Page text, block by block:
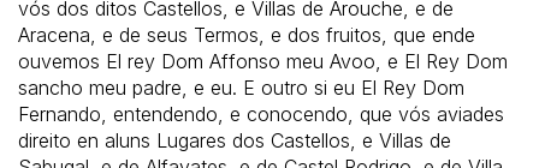
vós dos ditos Castellos, e Villas de Arouche, e de
Aracena, e de seus Termos, e dos fruitos, que ende
ouvemos El rey Dom Affonso meu Avoo, e El Rey Dom
sancho meu padre, e eu. E outro si eu El Rey Dom
Fernando, entendendo, e conocendo, que vós aviades
direito en aluns Lugares dos Castellos, e Villas de